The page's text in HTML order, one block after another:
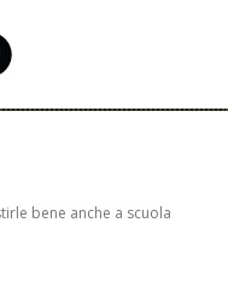
bene anche a scuola